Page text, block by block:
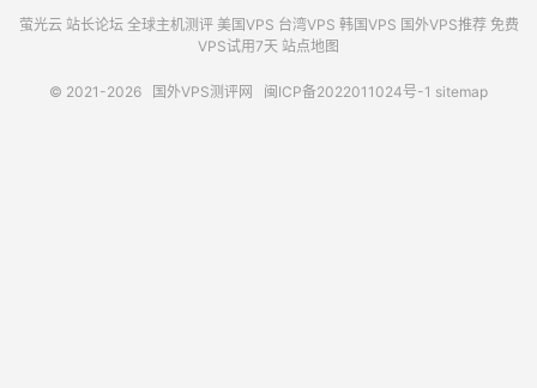
萤光云 站长论坛 全球主机测评 美国VPS 台湾VPS 韩国VPS 国外VPS推荐 免费
VPS试用7天 站点地图
© 2021-2026 国外VPS测评网 闽ICP备2022011024号-1 sitemap